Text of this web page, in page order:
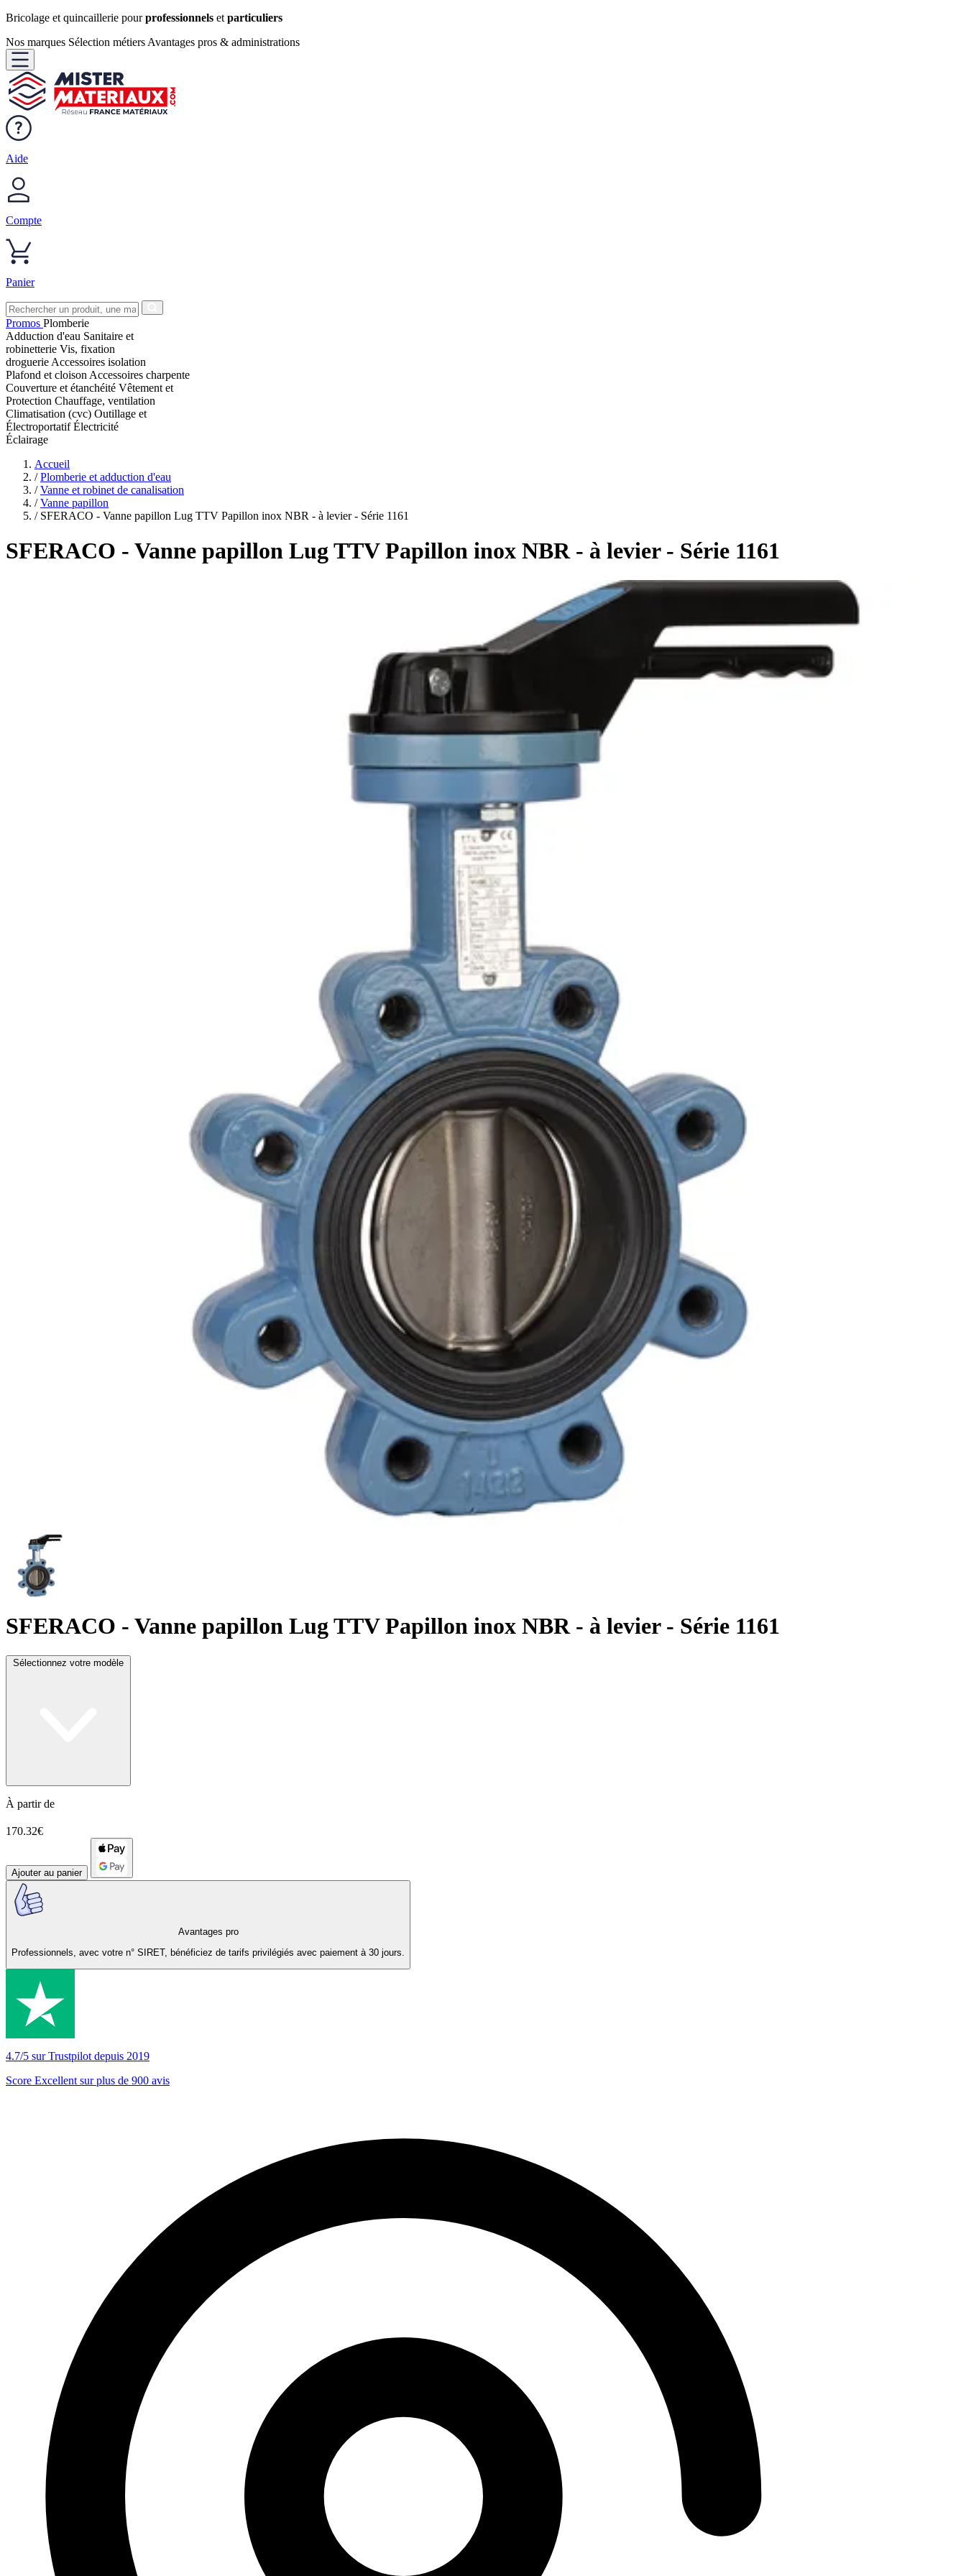
Bricolage et quincaillerie pourprofessionnels et particuliers
Nos marques Sélection métiers Avantages pros & administrations
Aide
Compte
Panier
Promos Plomberie
Adduction d'eau Sanitaire et
robinetterie Vis, fixation
droguerie Accessoires isolation
Plafond et cloison Accessoires charpente
Couverture et étanchéité Vêtement et
Protection Chauffage, ventilation
Climatisation (cvc) Outillage et
ÉlectroportatifÉlectricité
Éclairage
Accueil
/ Plomberie et adduction d'eau
/ Vanne et robinet de canalisation
/ Vanne papillon
/ SFERACO - Vanne papillon Lug TTV Papillon inox NBR - à levier - Série 1161
SFERACO - Vanne papillon Lug TTV Papillon inox NBR - à levier - Série 1161
SFERACO - Vanne papillon Lug TTV Papillon inox NBR - à levier - Série 1161
Sélectionnez votre modèle
À partir de
170.32€
Ajouter au panier
Avantages pro
Professionnels, avec votre n° SIRET, bénéficiez de tarifs privilégiés avec paiement à 30 jours.
4.7/5 sur Trustpilot depuis 2019
Score Excellent sur plus de 900 avis